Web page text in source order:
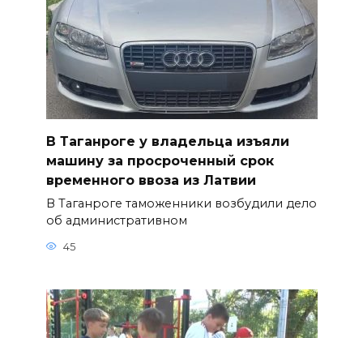
В Таганроге у владельца изъяли
машину за просроченный срок
временного ввоза из Латвии
В Таганроге таможенники возбудили дело
об административном
45